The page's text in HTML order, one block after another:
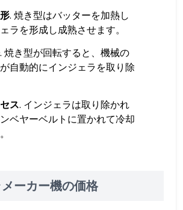
. 焼き型はバッターを加熱し
ラを形成し成熟させます。
. 焼き型が回転すると、機械の
自動的にインジェラを取り除
ス. インジェラは取り除かれ
ベヤーベルトに置かれて冷却
ーカー機の価格